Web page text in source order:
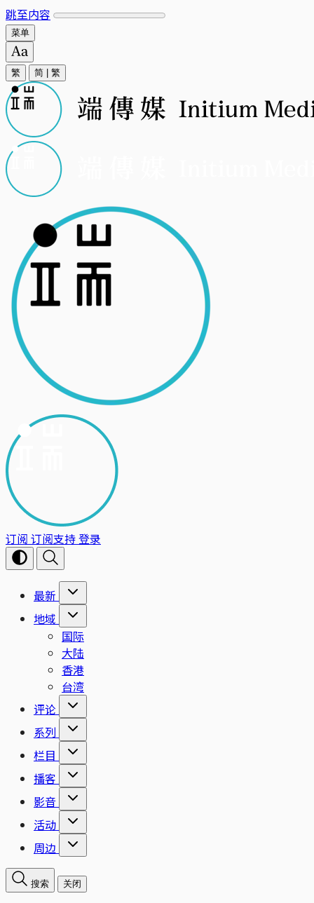
跳至内容
菜单
繁 简 繁
订阅 订阅支持登录
最新
地域
国际
大陆
香港
台湾
评论
系列
栏目
播客
影音
活动
周边
搜索 关闭